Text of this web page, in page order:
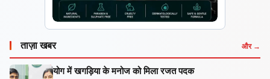
ताज़ा खबर और →
​योग में खगड़िया के मनोज को मिला रजत पदक